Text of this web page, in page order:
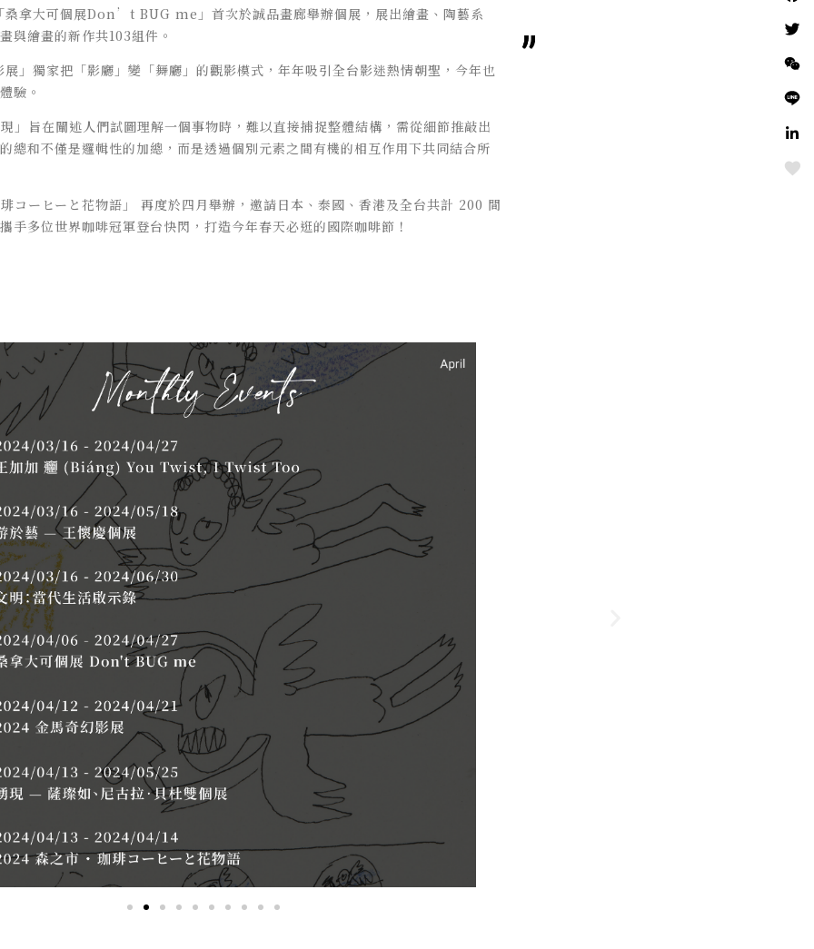
拿大可個展Don’t BUG me」首次於誠品畫廊舉辦個展，展出繪畫、陶藝系
與繪畫的新作共103組件。
」獨家把「影廳」變「舞廳」的觀影模式，年年吸引全台影迷熱情朝聖，今年也
驗。
」旨在闡述人們試圖理解一個事物時，難以直接捕捉整體結構，需從細節推敲出
總和不僅是邏輯性的加總，而是透過個別元素之間有機的相互作用下共同結合所
コーヒーと花物語」 再度於四月舉辦，邀請日本、泰國、香港及全台共計 200 間
手多位世界咖啡冠軍登台快閃，打造今年春天必逛的國際咖啡節！
Love